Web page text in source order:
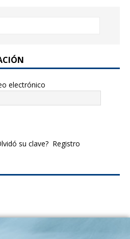
electrónico
su clave? Registro